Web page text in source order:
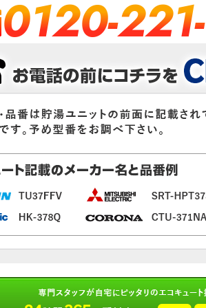
0120-